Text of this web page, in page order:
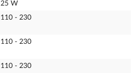
25 W
110 - 230
110 - 230
110 - 230